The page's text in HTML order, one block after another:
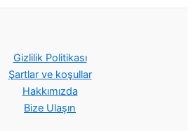
Gizlilik Politikası
Şartlar ve koşullar
Hakkımızda
Bize Ulaşın